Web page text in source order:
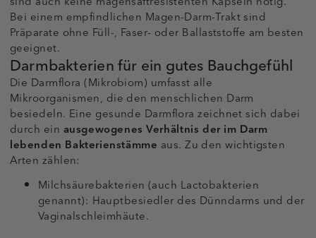
Bei einem empfindlichen Magen-Darm-Trakt sind
Präparate ohne Füll-, Faser- oder Ballaststoffe am besten
geeignet.
Darmbakterien für ein gutes Bauchgefühl
Die Darmflora (Mikrobiom) umfasst alle
Mikroorganismen, die den menschlichen Darm
besiedeln. Eine gesunde Darmflora zeichnet sich dabei
durch ein ausgewogenes Verhältnis der im Darm
lebenden Bakterienstämme aus. Zu den wichtigsten
Arten zählen:
Milchsäurebakterien (auch Lactobakterien
genannt): Hauptbesiedler des Dünndarms und der
Vaginalschleimhäute.